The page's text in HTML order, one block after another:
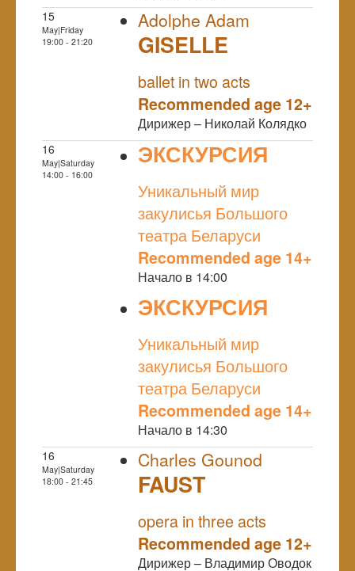
15
May|Friday
19:00 - 21:20
Adolphe Adam
GISELLE
ballet in two acts
Recommended age 12+
Дирижер – Николай Колядко
16
May|Saturday
14:00 - 16:00
ЭКСКУРСИЯ
Уникальный мир
закулисья Большого
театра Беларуси
Recommended age 14+
Начало в 14:00
ЭКСКУРСИЯ
Уникальный мир
закулисья Большого
театра Беларуси
Recommended age 14+
Начало в 14:30
16
May|Saturday
18:00 - 21:45
Charles Gounod
FAUST
opera in three acts
Recommended age 12+
Дирижер – Владимир Оводок